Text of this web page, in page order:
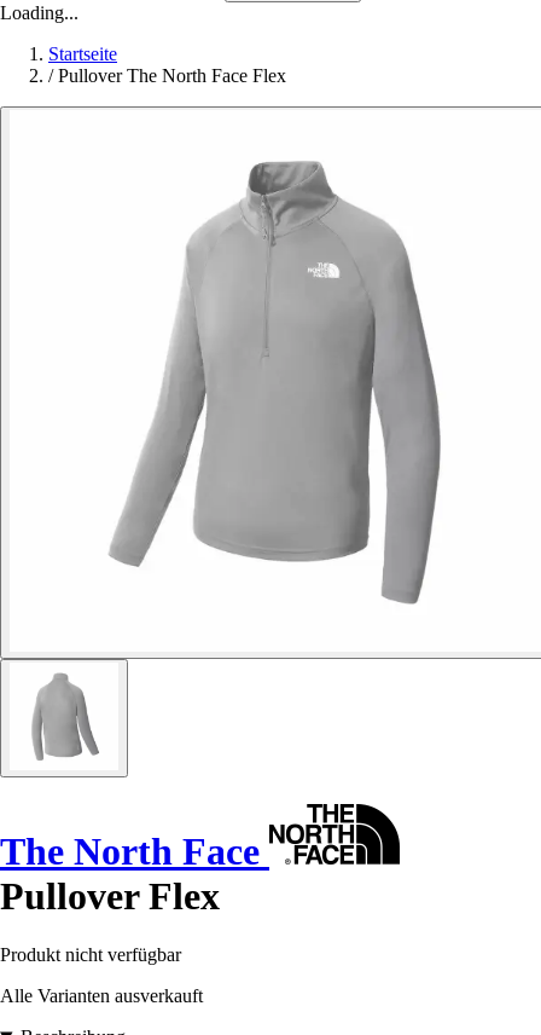
Loading...
Startseite
/ Pullover The North Face Flex
The North Face
Pullover Flex
Produkt nicht verfügbar
Alle Varianten ausverkauft